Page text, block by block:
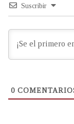
Suscribir
0